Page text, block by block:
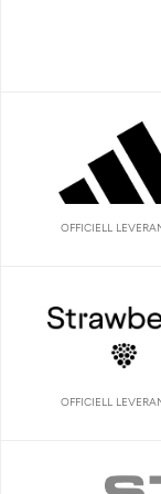
OFFICIELL
OFFICIELL